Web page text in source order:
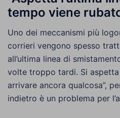
tempo viene
Uno dei meccanismi più
corrieri vengono spesso
all’ultima linea di
volte troppo tardi. Si
arrivare ancora qualcosa”,
indietro è un problema per